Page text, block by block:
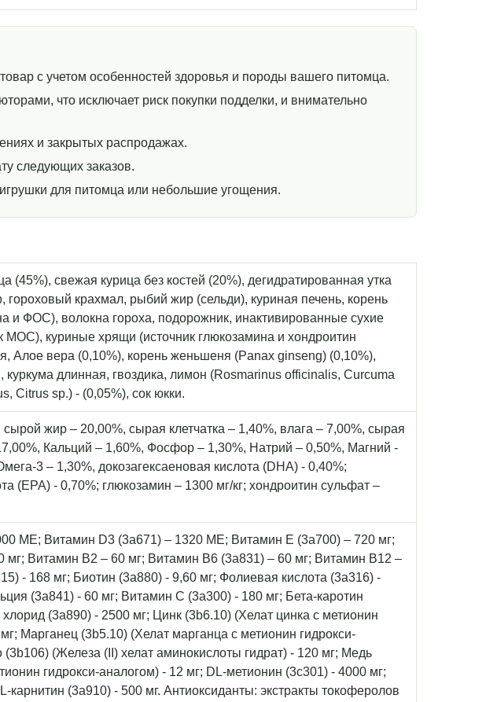
с учетом особенностей здоровья и породы вашего питомца.
что исключает риск покупки подделки, и внимательно
и закрытых распродажах.
следующих заказов.
для питомца или небольшие угощения.
(45%), свежая курица без костей (20%), дегидратированная утка
гороховый крахмал, рыбий жир (сельди), куриная печень, корень
и ФОС), волокна гороха, подорожник, инактивированные сухие
МОС), куриные хрящи (источник глюкозамина и хондроитин
Алое вера (0,10%), корень женьшеня (Panax ginseng) (0,10%),
куркума длинная, гвоздика, лимон (Rosmarinus officinalis, Curcuma
Citrus sp.) - (0,05%), сок юкки.
жир – 20,00%, сырая клетчатка – 1,40%, влага – 7,00%, сырая
Кальций – 1,60%, Фосфор – 1,30%, Натрий – 0,50%, Магний -
3 – 1,30%, докозагексаеновая кислота (DHA) - 0,40%;
(EPA) - 0,70%; глюкозамин – 1300 мг/кг; хондроитин сульфат –
МЕ; Витамин D3 (3a671) – 1320 МЕ; Витамин Е (3а700) – 720 мг;
мг; Витамин B2 – 60 мг; Витамин B6 (3a831) – 60 мг; Витамин B12 –
- 168 мг; Биотин (3a880) - 9,60 мг; Фолиевая кислота (3a316) -
(3a841) - 60 мг; Витамин С (3a300) - 180 мг; Бета-каротин
(3a890) - 2500 мг; Цинк (3b6.10) (Хелат цинка с метионин
Марганец (3b5.10) (Хелат марганца с метионин гидрокси-
(Железа (II) хелат аминокислоты гидрат) - 120 мг; Медь
гидрокси-аналогом) - 12 мг; DL-метионин (3c301) - 4000 мг;
карнитин (3a910) - 500 мг. Антиоксиданты: экстракты токоферолов